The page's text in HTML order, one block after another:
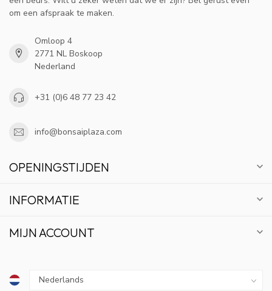
om een afspraak te maken.
Omloop 4
2771 NL Boskoop
Nederland
+31 (0)6 48 77 23 42
info@bonsaiplaza.com
OPENINGSTIJDEN
INFORMATIE
MIJN ACCOUNT